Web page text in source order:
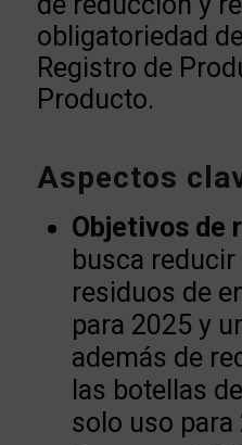
obligatoriedad
Registro de
Producto.
Aspectos
Objetivos de
busca
residuos de
para 2025 y
además de
las botellas
solo uso para